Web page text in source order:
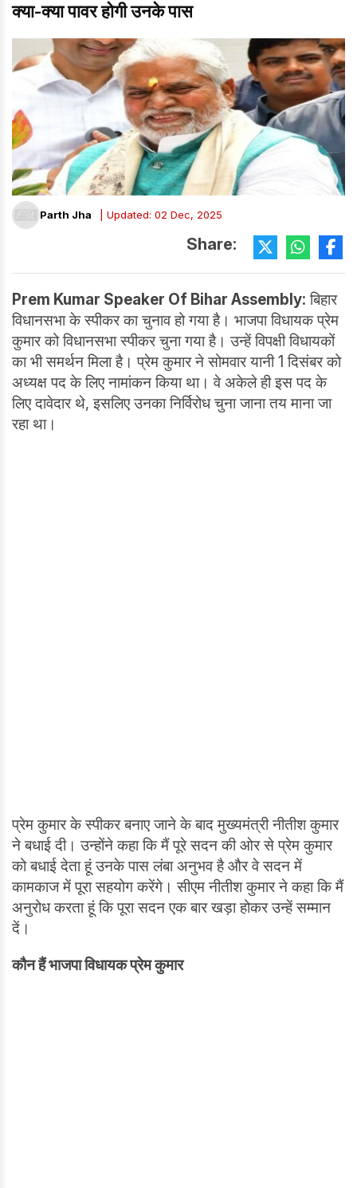
क्या-क्या पावर होगी उनके पास
Parth Jha | Updated: 02 Dec, 2025
Share:
Prem Kumar Speaker Of Bihar Assembly: बिहार
विधानसभा के स्पीकर का चुनाव हो गया है। भाजपा विधायक प्रेम
कुमार को विधानसभा स्पीकर चुना गया है। उन्हें विपक्षी विधायकों
का भी समर्थन मिला है। प्रेम कुमार ने सोमवार यानी 1 दिसंबर को
अध्यक्ष पद के लिए नामांकन किया था। वे अकेले ही इस पद के
लिए दावेदार थे, इसलिए उनका निर्विरोध चुना जाना तय माना जा
रहा था।
प्रेम कुमार के स्पीकर बनाए जाने के बाद मुख्यमंत्री नीतीश कुमार
ने बधाई दी। उन्होंने कहा कि मैं पूरे सदन की ओर से प्रेम कुमार
को बधाई देता हूं उनके पास लंबा अनुभव है और वे सदन में
कामकाज में पूरा सहयोग करेंगे। सीएम नीतीश कुमार ने कहा कि मैं
अनुरोध करता हूं कि पूरा सदन एक बार खड़ा होकर उन्हें सम्मान
दें।
कौन हैं भाजपा विधायक प्रेम कुमार